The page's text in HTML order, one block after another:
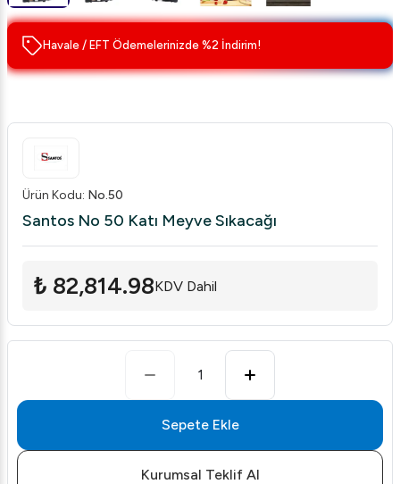
Havale / EFT Ödemelerinizde %2 İndirim!
Ürün Kodu: No.50
Santos No 50 Katı Meyve Sıkacağı
₺ 82,814.98KDV Dahil
1
Sepete Ekle
Kurumsal Teklif Al